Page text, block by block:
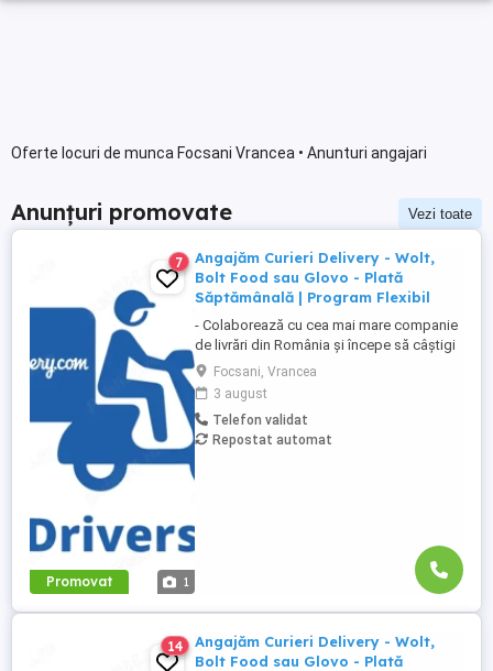
Oferte locuri de munca Focsani Vrancea • Anunturi angajari
Anunțuri promovate Vezi toate
Promovat 1
7
Angajăm Curieri Delivery - Wolt,
Bolt Food sau Glovo - Plată
Săptămânală | Program Flexibil
- Colaborează cu cea mai mare companie
de livrări din România și începe să câștigi
rapid! - Cerințe: Minim 18 ani Mijloc de
transport propriu (mașină, scuter,
motocicletă sau bicicletă) Telefon mobil
cu acces la internet - Ce oferim: Plată
săptămânală, fără întârzieri Bonusuri
Focsani, Vrancea
3 august
Telefon validat
Repostat automat
14
Angajăm Curieri Delivery - Wolt,
Bolt Food sau Glovo - Plată